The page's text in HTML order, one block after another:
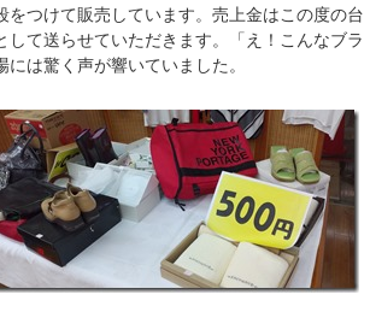
つけて販売しています。売上金はこの度の台
て送らせていただきます。「え！こんなブラ
は驚く声が響いていました。